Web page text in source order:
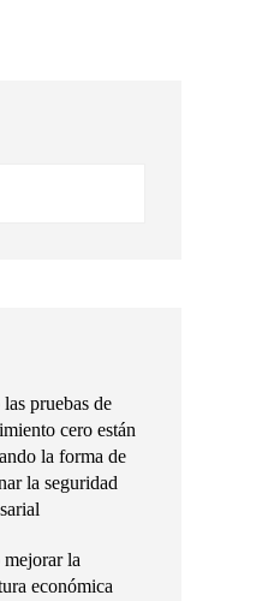
pruebas de
cero están
la forma de
la seguridad
la
económica